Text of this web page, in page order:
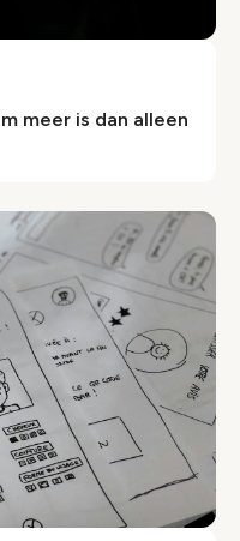
meer is dan alleen